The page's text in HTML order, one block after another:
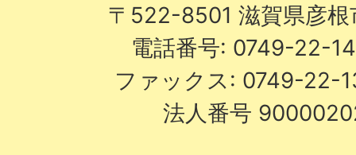
〒522-8501 滋賀県彦
電話番号: 0749-22-
ファックス: 0749-22-
法人番号